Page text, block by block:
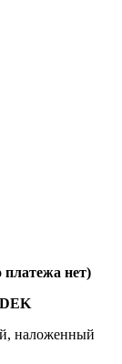
платежа нет)
наложенный